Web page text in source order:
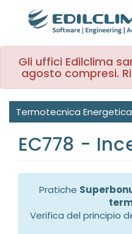
Gli uffici Edilclima
agosto compresi.
Termotecnica Energetica
EC778 -
Pratiche
Verifica del principio